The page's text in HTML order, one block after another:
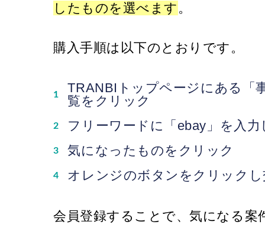
したものを選べます 。
購入手順は以下のとおりです。
TRANBIトップページにある「
覧をクリック
フリーワードに「ebay」を入力
気になったものをクリック
オレンジのボタンをクリック
会員登録することで、気になる